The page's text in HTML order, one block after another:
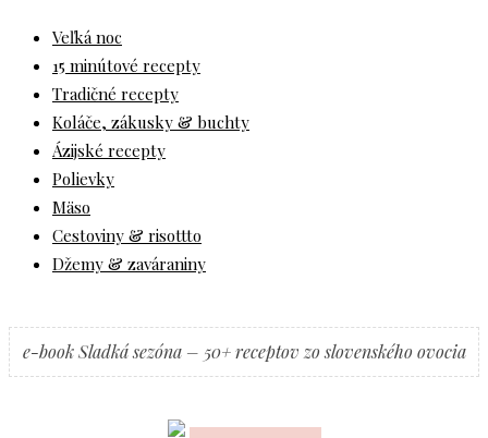
Veľká noc
15 minútové recepty
Tradičné recepty
Koláče, zákusky & buchty
Ázijské recepty
Polievky
Mäso
Cestoviny & risottto
Džemy & zaváraniny
e-book Sladká sezóna – 50+ receptov zo slovenského ovocia